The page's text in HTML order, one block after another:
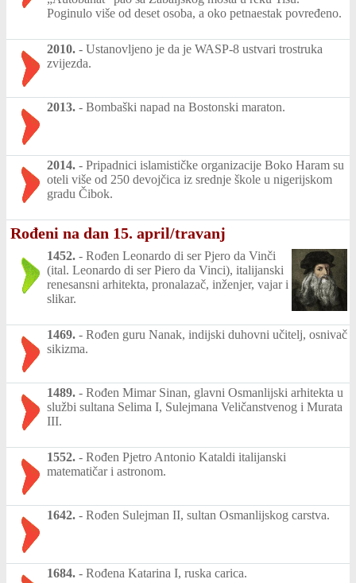
Poginulo više od deset osoba, a oko petnaestak povređeno.
2010. - Ustanovljeno je da je WASP-8 ustvari trostruka
zvijezda.
2013. - Bombaški napad na Bostonski maraton.
2014. - Pripadnici islamističke organizacije Boko Haram su
oteli više od 250 devojčica iz srednje škole u nigerijskom
gradu Čibok.
Rođeni na dan 15. april/travanj
1452. - Rođen Leonardo di ser Pjero da Vinči
(ital. Leonardo di ser Piero da Vinci), italijanski
renesansni arhitekta, pronalazač, inženjer, vajar i
slikar.
1469. - Rođen guru Nanak, indijski duhovni učitelj, osnivač
sikizma.
1489. - Rođen Mimar Sinan, glavni Osmanlijski arhitekta u
službi sultana Selima I, Sulejmana Veličanstvenog i Murata
III.
1552. - Rođen Pjetro Antonio Kataldi italijanski
matematičar i astronom.
1642. - Rođen Sulejman II, sultan Osmanlijskog carstva.
1684. - Rođena Katarina I, ruska carica.